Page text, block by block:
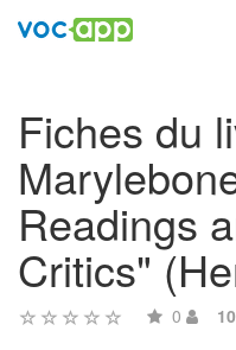
Fiches du
Readings
Critics"
0